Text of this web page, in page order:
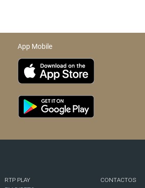
App Mobile
RTP PLAY
CONTACTOS